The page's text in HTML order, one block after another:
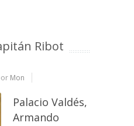
Ribot
Mon
Palacio Valdés,
Armando